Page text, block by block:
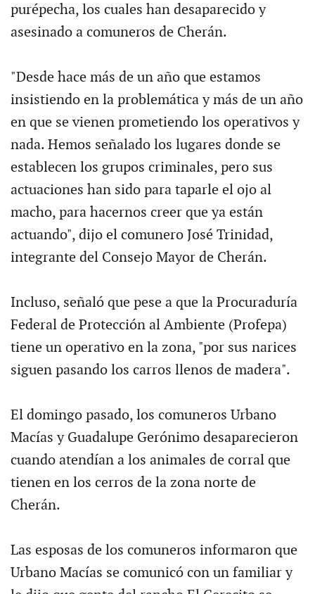
purépecha, los cuales han desaparecido y
asesinado a comuneros de Cherán.
"Desde hace más de un año que estamos
insistiendo en la problemática y más de un año
en que se vienen prometiendo los operativos y
nada. Hemos señalado los lugares donde se
establecen los grupos criminales, pero sus
actuaciones han sido para taparle el ojo al
macho, para hacernos creer que ya están
actuando", dijo el comunero José Trinidad,
integrante del Consejo Mayor de Cherán.
Incluso, señaló que pese a que la Procuraduría
Federal de Protección al Ambiente (Profepa)
tiene un operativo en la zona, "por sus narices
siguen pasando los carros llenos de madera".
El domingo pasado, los comuneros Urbano
Macías y Guadalupe Gerónimo desaparecieron
cuando atendían a los animales de corral que
tienen en los cerros de la zona norte de
Cherán.
Las esposas de los comuneros informaron que
Urbano Macías se comunicó con un familiar y